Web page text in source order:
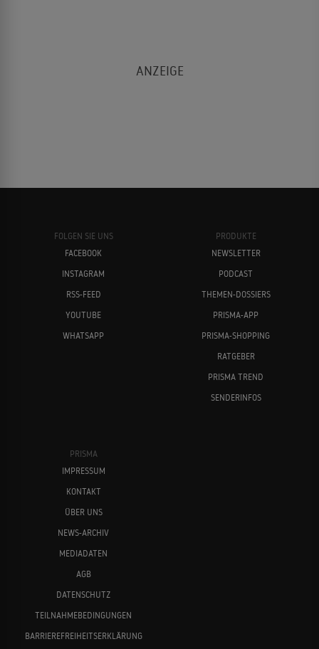
FOLGEN SIE UNS
FACEBOOK
INSTAGRAM
RSS-FEED
YOUTUBE
WHATSAPP
PRODUKTE
NEWSLETTER
PODCAST
THEMEN-DOSSIERS
PRISMA-APP
PRISMA-SHOPPING
RATGEBER
PRISMA TREND
SENDERINFOS
PRISMA
IMPRESSUM
KONTAKT
ÜBER UNS
NEWS-ARCHIV
MEDIADATEN
AGB
DATENSCHUTZ
TEILNAHMEBEDINGUNGEN
BARRIEREFREIHEITSERKLÄRUNG